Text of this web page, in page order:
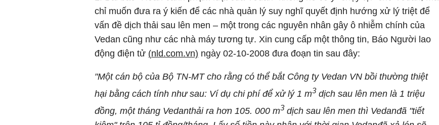
chỉ muốn đưa ra ý kiến để các nhà quản lý suy nghĩ quyết định hướng xử lý triệt để
vấn đề dịch thải sau lên men – một trong các nguyên nhân gây ô nhiễm chính của
Vedan cũng như các nhà máy tương tự. Xin cung cấp một thông tin, Báo Người lao
động điện tử (nld.com.vn) ngày 02-10-2008 đưa đoạn tin sau đây:
"Một cán bộ của Bộ TN-MT cho rằng có thể bắt Công ty Vedan VN bồi thường thiệt
hại bằng cách tính như sau: Ví dụ chi phí để xử lý 1 m3 dịch sau lên men là 1 triệu
đồng, một tháng Vedanthải ra hơn 105. 000 m3 dịch sau lên men thì Vedanđã "tiết